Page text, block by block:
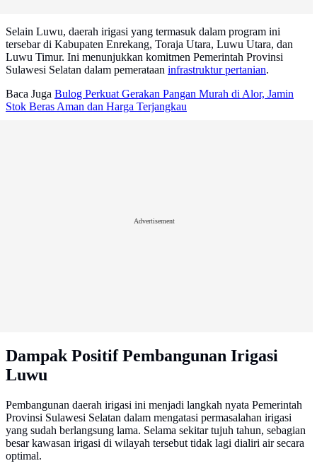
Selain Luwu, daerah irigasi yang termasuk dalam program ini
tersebar di Kabupaten Enrekang, Toraja Utara, Luwu Utara, dan
Luwu Timur. Ini menunjukkan komitmen Pemerintah Provinsi
Sulawesi Selatan dalam pemerataan infrastruktur pertanian.
Baca Juga Bulog Perkuat Gerakan Pangan Murah di Alor, Jamin
Stok Beras Aman dan Harga Terjangkau
Advertisement
Dampak Positif Pembangunan Irigasi
Luwu
Pembangunan daerah irigasi ini menjadi langkah nyata Pemerintah
Provinsi Sulawesi Selatan dalam mengatasi permasalahan irigasi
yang sudah berlangsung lama. Selama sekitar tujuh tahun, sebagian
besar kawasan irigasi di wilayah tersebut tidak lagi dialiri air secara
optimal.